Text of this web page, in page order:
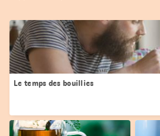
Le temps des bouillies